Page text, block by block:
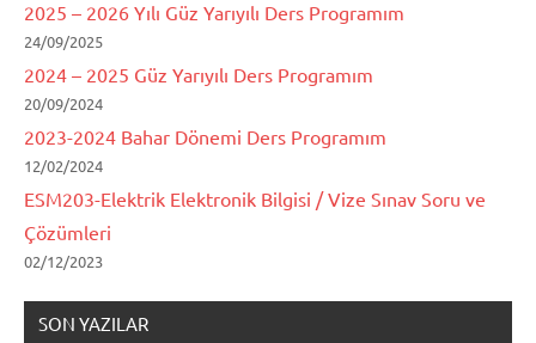
2025 – 2026 Yılı Güz Yarıyılı Ders Programım
24/09/2025
2024 – 2025 Güz Yarıyılı Ders Programım
20/09/2024
2023-2024 Bahar Dönemi Ders Programım
12/02/2024
ESM203-Elektrik Elektronik Bilgisi / Vize Sınav Soru ve
Çözümleri
02/12/2023
SON YAZILAR